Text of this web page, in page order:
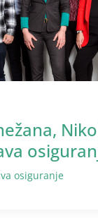
osiguranje